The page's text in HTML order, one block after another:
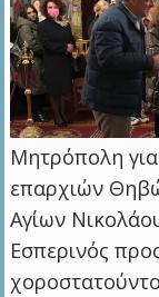
Μητρόπολη
επαρχιών
Αγίων
Εσπερινός